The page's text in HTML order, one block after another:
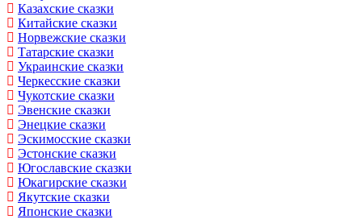
Казахские сказки
Китайские сказки
Норвежские сказки
Татарские сказки
Украинские сказки
Черкесские сказки
Чукотские сказки
Эвенские сказки
Энецкие сказки
Эскимосские сказки
Эстонские сказки
Югославские сказки
Юкагирские сказки
Якутские сказки
Японские сказки